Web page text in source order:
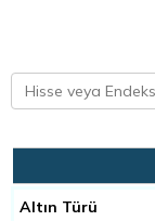
Altın Türü